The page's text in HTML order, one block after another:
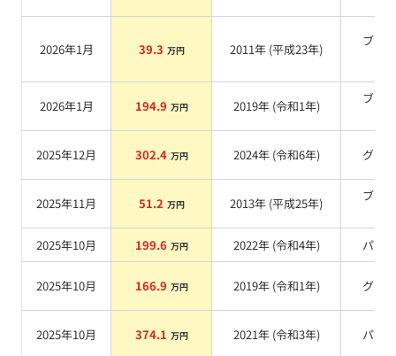
2026年1月 39.3 万円 2011年 (平成23年)
ブラ
2026年1月 194.9 万円 2019年 (令和1年)
ブラ
2025年12月 302.4 万円 2024年 (令和6年) グレー
2025年11月 51.2 万円 2013年 (平成25年)
ブラ
2025年10月
199.6 万円 2022年 (令和4年) パール
2025年10月 166.9 万円 2019年 (令和1年) グレー
2025年10月 374.1 万円 2021年 (令和3年) パール